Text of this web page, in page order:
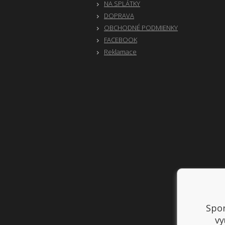
NA SPLÁTKY
DOPRAVA
OBCHODNÉ PODMIENKY
FACEBOOK
Reklamace